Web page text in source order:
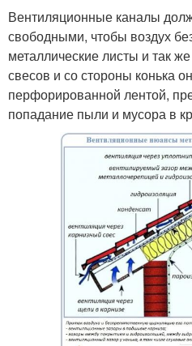
Вентиляционные каналы
свободными, чтобы воздух
металлические листы и так
свесов и со стороны конька
перфорированной лентой,
попадание пыли и мусора в